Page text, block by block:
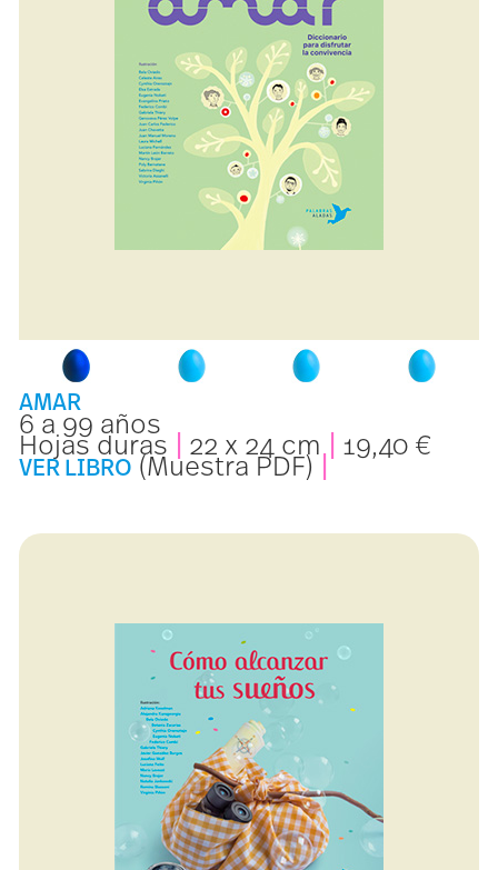
AMAR
6 a 99 años
Hojas duras 22 x 24 cm 19,40 €
VER LIBRO(Muestra PDF)